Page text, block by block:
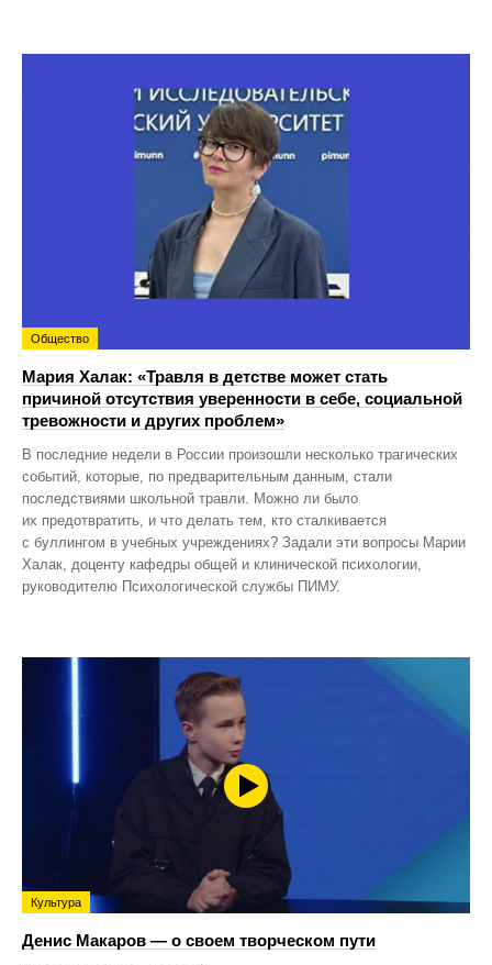
Общество
Мария Халак: «Травля в детстве может стать
причиной отсутствия уверенности в себе, социальной
тревожности и других проблем»
В последние недели в России произошли несколько трагических
событий, которые, по предварительным данным, стали
последствиями школьной травли. Можно ли было
их предотвратить, и что делать тем, кто сталкивается
с буллингом в учебных учреждениях? Задали эти вопросы Марии
Халак, доценту кафедры общей и клинической психологии,
руководителю Психологической службы ПИМУ.
Культура
Денис Макаров — о своем творческом пути